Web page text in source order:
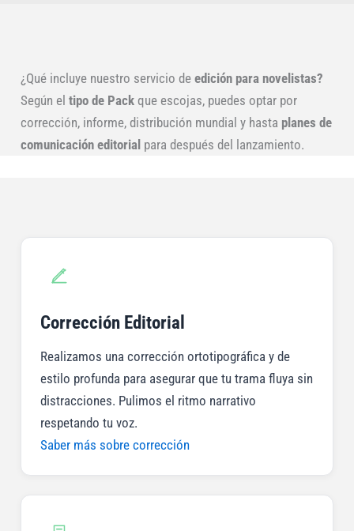
¿Qué incluye nuestro servicio de edición para novelistas?
Según el tipo de Pack que escojas, puedes optar por
corrección, informe, distribución mundial y hasta planes de
comunicación editorial para después del lanzamiento.
Corrección Editorial
Realizamos una corrección ortotipográfica y de
estilo profunda para asegurar que tu trama fluya sin
distracciones. Pulimos el ritmo narrativo
respetando tu voz.
Saber más sobre corrección